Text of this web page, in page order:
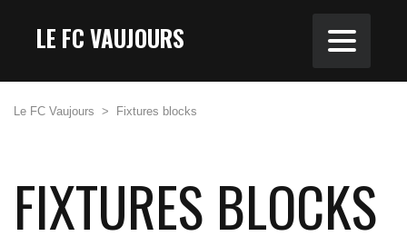
LE FC VAUJOURS
Le FC Vaujours > Fixtures blocks
FIXTURES BLOCKS